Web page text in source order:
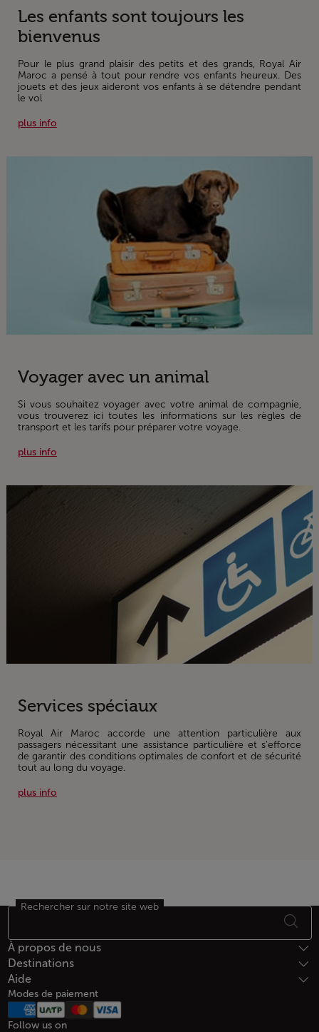
Les enfants sont toujours les
bienvenus
Pour le plus grand plaisir des petits et des grands, Royal Air
Maroc a pensé à tout pour rendre vos enfants heureux. Des
jouets et des jeux aideront vos enfants à se détendre pendant
le vol
plus info
Voyager avec un animal
Si vous souhaitez voyager avec votre animal de compagnie,
vous trouverez ici toutes les informations sur les règles de
transport et les tarifs pour préparer votre voyage.
plus info
Services spéciaux
Royal Air Maroc accorde une attention particulière aux
passagers nécessitant une assistance particulière et s'efforce
de garantir des conditions optimales de confort et de sécurité
tout au long du voyage.
plus info
Bas de page Plan du site
Rechercher sur notre site web
À propos de nous
Destinations
Aide
Modes de paiement
Follow us on